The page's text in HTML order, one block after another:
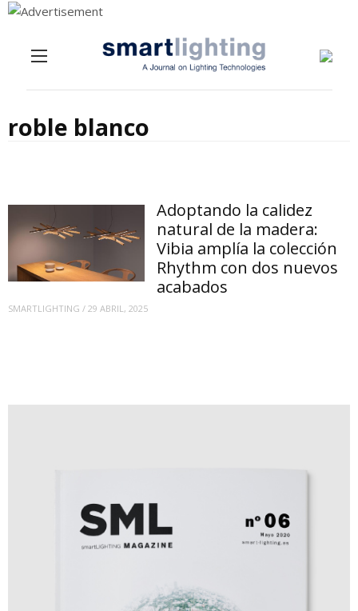
roble blanco
Adoptando la calidez
natural de la madera:
Vibia amplía la colección
Rhythm con dos nuevos
acabados
SMARTLIGHTING / 29 ABRIL, 2025